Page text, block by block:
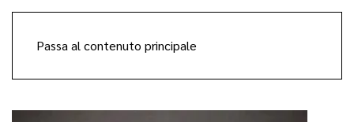
Passa al contenuto principale